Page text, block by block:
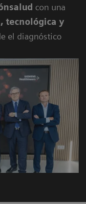
con una
tecnológica y
el diagnóstico